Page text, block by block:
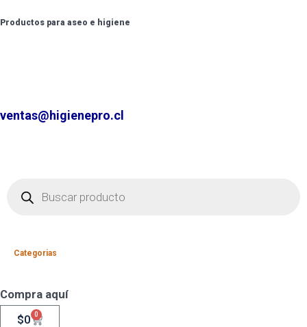
Productos para aseo e higiene
ventas@higienepro.cl
Categorias
Compra aquí
$0 0